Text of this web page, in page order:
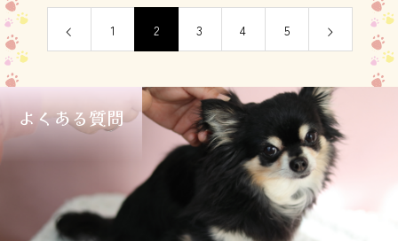
1 2 3 4 5
よくある質問